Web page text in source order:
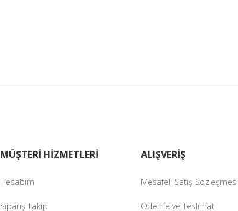
MÜŞTERİ HİZMETLERİ
Hesabım
Sipariş Takip
ALIŞVERİŞ
Mesafeli Satış Sözleşmesi
Ödeme ve Teslimat